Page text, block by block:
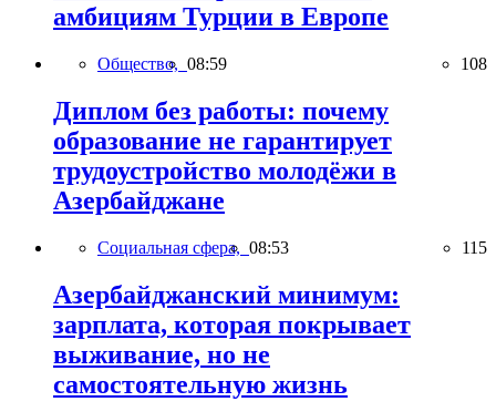
амбициям Турции в Европе
Общество, 08:59 108
Диплом без работы: почему
образование не гарантирует
трудоустройство молодёжи в
Азербайджане
Социальная сфера, 08:53 115
Азербайджанский минимум:
зарплата, которая покрывает
выживание, но не
самостоятельную жизнь